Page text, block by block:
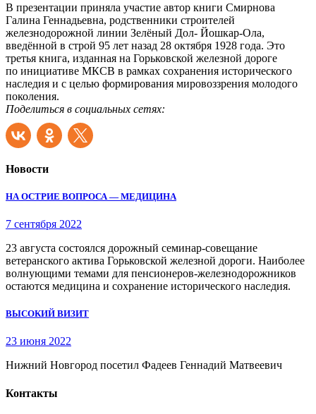
В презентации приняла участие автор книги Смирнова
Галина Геннадьевна, родственники строителей
железнодорожной линии Зелёный Дол- Йошкар-Ола,
введённой в строй 95 лет назад 28 октября 1928 года. Это
третья книга, изданная на Горьковской железной дороге
по инициативе МКСВ в рамках сохранения исторического
наследия и с целью формирования мировоззрения молодого
поколения.
Поделиться в социальных сетях:
Новости
НА ОСТРИЕ ВОПРОСА — МЕДИЦИНА
7 сентября 2022
23 августа состоялся дорожный семинар-совещание
ветеранского актива Горьковской железной дороги. Наиболее
волнующими темами для пенсионеров-железнодорожников
остаются медицина и сохранение исторического наследия.
ВЫСОКИЙ ВИЗИТ
23 июня 2022
Нижний Новгород посетил Фадеев Геннадий Матвеевич
Контакты